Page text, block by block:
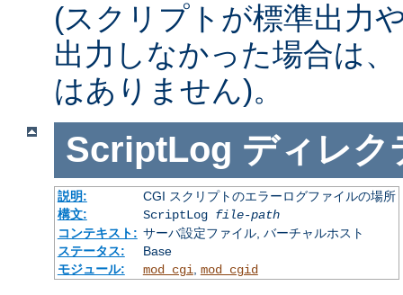
(スクリプトが標準出力
出力しなかった場合は
はありません)。
ScriptLog ディレク
説明:
CGI スクリプトのエラーログファイルの場所
構文:
ScriptLog file-path
コンテキスト: サーバ設定ファイル, バーチャルホスト
ステータス:
Base
モジュール:
mod_cgi mod_cgid